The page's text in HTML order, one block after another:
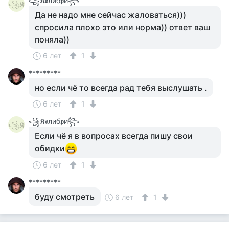
꧁𝕶
Да не надо мне сейчас жаловаться)))
спросила плохо это или норма)) ответ ваш
поняла))
6 лет
1
*********
но если чё то всегда рад тебя выслушать .
6 лет 1
꧁𝕶 ꧁𝕶𝖔либ𝖕и꧂
Если чё я в вопросах всегда пишу свои
обидки
6 лет
1
*********
буду смотреть 6 лет 1